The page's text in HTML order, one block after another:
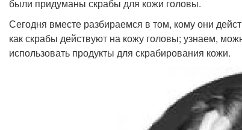
были придуманы скрабы для кожи головы.
Сегодня вместе разбираемся в том, кому они
как скрабы действуют на кожу головы; узнаем,
использовать продукты для скрабирования кожи.